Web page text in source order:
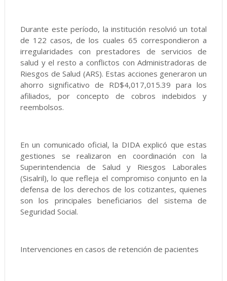
Durante este período, la institución resolvió un total
de 122 casos, de los cuales 65 correspondieron a
irregularidades con prestadores de servicios de
salud y el resto a conflictos con Administradoras de
Riesgos de Salud (ARS). Estas acciones generaron un
ahorro significativo de RD$4,017,015.39 para los
afiliados, por concepto de cobros indebidos y
reembolsos.
En un comunicado oficial, la DIDA explicó que estas
gestiones se realizaron en coordinación con la
Superintendencia de Salud y Riesgos Laborales
(Sisalril), lo que refleja el compromiso conjunto en la
defensa de los derechos de los cotizantes, quienes
son los principales beneficiarios del sistema de
Seguridad Social.
Intervenciones en casos de retención de pacientes